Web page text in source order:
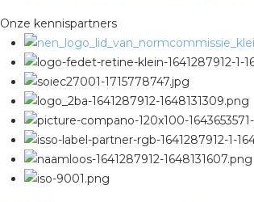
Onze kennispartners